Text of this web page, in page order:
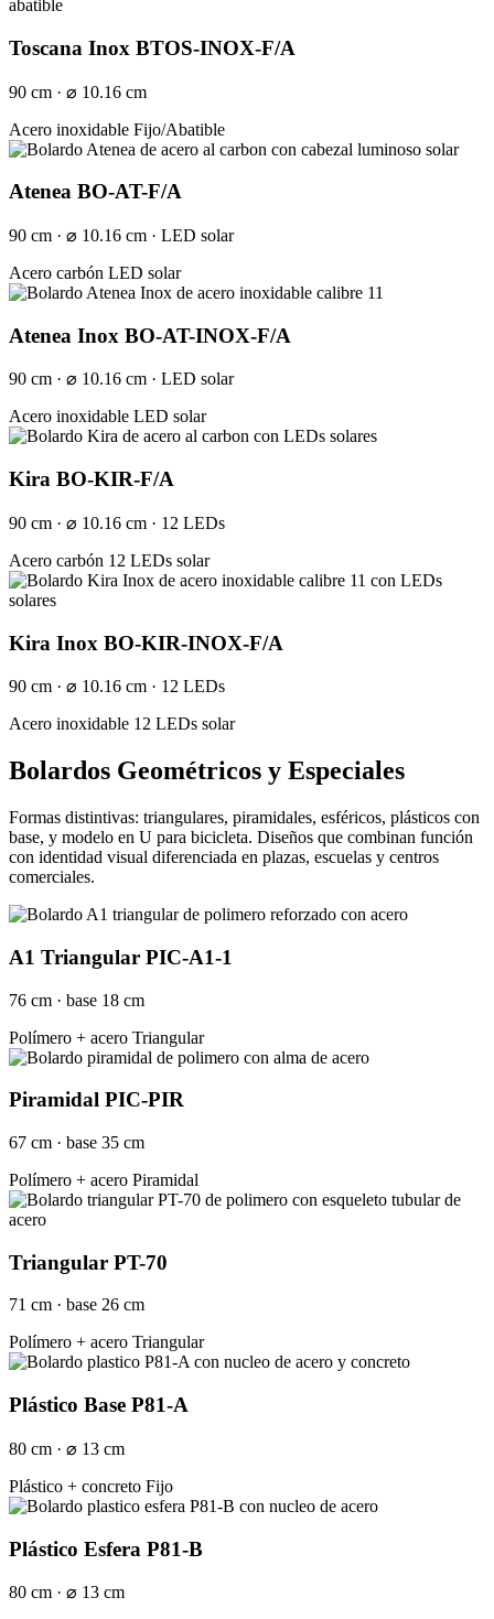
Toscana Inox BTOS-INOX-F/A
90 cm · ⌀ 10.16 cm
Acero inoxidable Fijo/Abatible
Atenea BO-AT-F/A
90 cm · ⌀ 10.16 cm · LED solar
Acero carbón LED solar
Atenea Inox BO-AT-INOX-F/A
90 cm · ⌀ 10.16 cm · LED solar
Acero inoxidable LED solar
Kira BO-KIR-F/A
90 cm · ⌀ 10.16 cm · 12 LEDs
Acero carbón 12 LEDs solar
Kira Inox BO-KIR-INOX-F/A
90 cm · ⌀ 10.16 cm · 12 LEDs
Acero inoxidable 12 LEDs solar
Bolardos Geométricos y Especiales
Formas distintivas: triangulares, piramidales, esféricos, plásticos con
base, y modelo en U para bicicleta. Diseños que combinan función
con identidad visual diferenciada en plazas, escuelas y centros
comerciales.
A1 Triangular PIC-A1-1
76 cm · base 18 cm
Polímero + acero Triangular
Piramidal PIC-PIR
67 cm · base 35 cm
Polímero + acero Piramidal
Triangular PT-70
71 cm · base 26 cm
Polímero + acero Triangular
Plástico Base P81-A
80 cm · ⌀ 13 cm
Plástico + concreto Fijo
Plástico Esfera P81-B
80 cm · ⌀ 13 cm